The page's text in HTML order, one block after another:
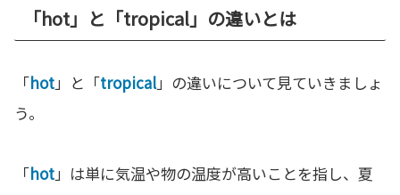
「hot」と「tropical」の違いとは
「hot」と「tropical」の違いについて見ていきましょ
う。
「hot」は単に気温や物の温度が高いことを指し、夏